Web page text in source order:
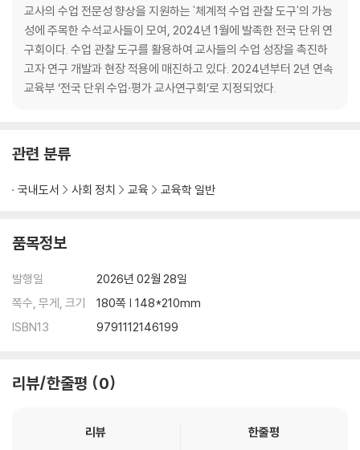
교사의 수업 전문성 향상을 지원하는 '체계적 수업 관찰 도구'의 가능
성에 주목한 수석교사들이 모여, 2024년 1월에 발족한 전국 단위 연
구회이다. 수업 관찰 도구를 활용하여 교사들의 수업 성장을 촉진하
고자 연구 개발과 현장 적용에 매진하고 있다. 2024년부터 2년 연속
교육부 ‘전국 단위 수업·평가 교사연구회’로 지정되었다.
관련 분류
국내도서 사회 정치 교육 교육학 일반
품목정보
발행일
2026년 02월 28일
쪽수, 무게, 크기
180쪽 | 148*210mm
ISBN13
9791112146199
리뷰/한줄평 0
리뷰
한줄평